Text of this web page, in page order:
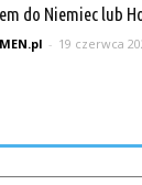
do Niemiec lub
- 19 czerwca